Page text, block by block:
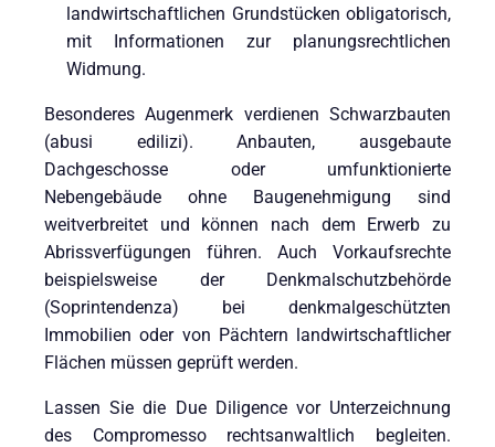
landwirtschaftlichen Grundstücken obligatorisch,
mit Informationen zur planungsrechtlichen
Widmung.
Besonderes Augenmerk verdienen Schwarzbauten
(abusi edilizi). Anbauten, ausgebaute
Dachgeschosse oder umfunktionierte
Nebengebäude ohne Baugenehmigung sind
weitverbreitet und können nach dem Erwerb zu
Abrissverfügungen führen. Auch Vorkaufsrechte
beispielsweise der Denkmalschutzbehörde
(Soprintendenza) bei denkmalgeschützten
Immobilien oder von Pächtern landwirtschaftlicher
Flächen müssen geprüft werden.
Lassen Sie die Due Diligence vor Unterzeichnung
des Compromesso rechtsanwaltlich begleiten.